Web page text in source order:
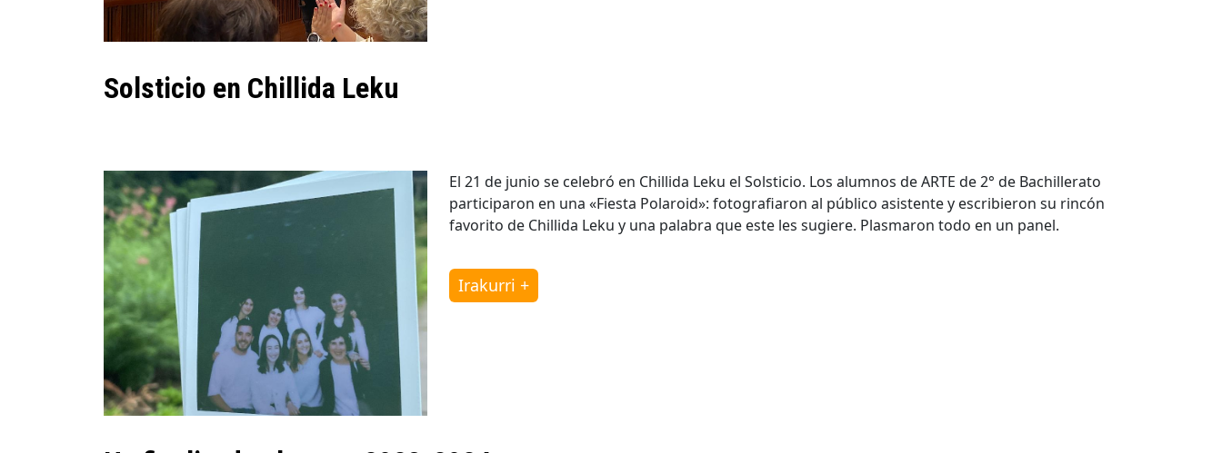
Solsticio en Chillida Leku
El 21 de junio se celebró en Chillida Leku el Solsticio. Los alumnos de ARTE de 2° de Bachillerato
participaron en una «Fiesta Polaroid»: fotografiaron al público asistente y escribieron su rincón
favorito de Chillida Leku y una palabra que este les sugiere. Plasmaron todo en un panel.
Irakurri +